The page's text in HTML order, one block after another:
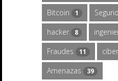
Bitcoin 1
hacker 8
Fraudes 11
Amenazas 39